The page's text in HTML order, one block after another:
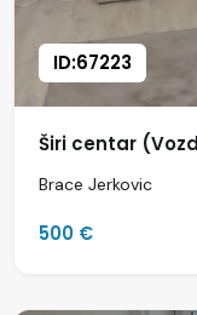
ID:67223
Širi centar
Brace Jerkovic
500 €